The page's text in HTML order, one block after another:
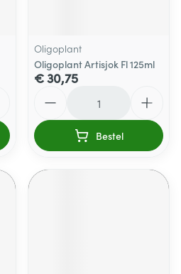
Oligoplant
Oligoplant Artisjok Fl 125ml
€ 30,75
Bestel